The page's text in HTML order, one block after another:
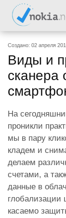
Создано: 02 апреля
Виды и
сканера
На
проникли
мы в пару
кладем и
делаем
счетами, а
данные в
глобализации
касаемо